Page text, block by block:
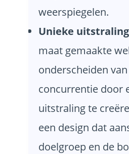
weerspiegelen.
Unieke
maat gemaakte
onderscheiden
concurrentie door
uitstraling te
een design dat
doelgroep en de